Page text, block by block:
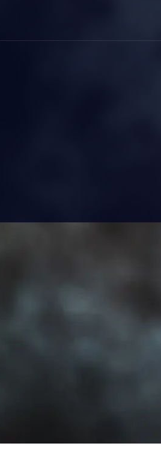
Café
– wir
System,